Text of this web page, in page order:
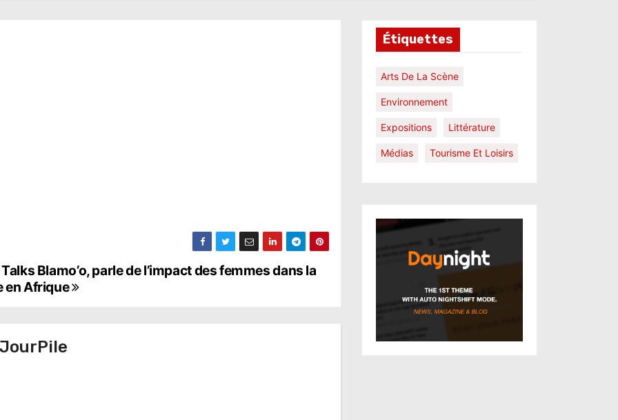
Blamo’o, parle de l’impact des femmes dans la
en Afrique
Étiquettes
Arts De La Scène
Environnement
Expositions Littérature
Médias Tourisme Et Loisirs